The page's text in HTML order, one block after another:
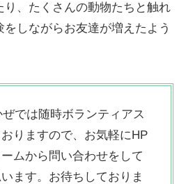
り、たくさんの動物たちと触れ
しながらお友達が増えたよう
では随時ボランティアス
りますので、お気軽にHP
ムから問い合わせをして
ます。お待ちしておりま